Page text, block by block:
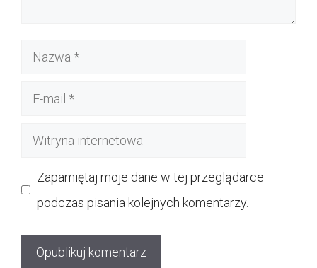
Nazwa
Witryna
Zapamiętaj moje dane w tej przeglądarce
podczas pisania kolejnych komentarzy.